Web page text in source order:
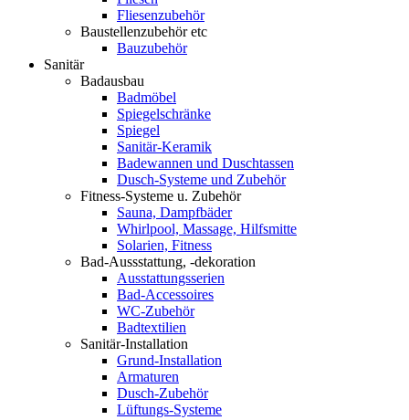
Fliesenzubehör
Baustellenzubehör etc
Bauzubehör
Sanitär
Badausbau
Badmöbel
Spiegelschränke
Spiegel
Sanitär-Keramik
Badewannen und Duschtassen
Dusch-Systeme und Zubehör
Fitness-Systeme u. Zubehör
Sauna, Dampfbäder
Whirlpool, Massage, Hilfsmitte
Solarien, Fitness
Bad-Aussstattung, -dekoration
Ausstattungsserien
Bad-Accessoires
WC-Zubehör
Badtextilien
Sanitär-Installation
Grund-Installation
Armaturen
Dusch-Zubehör
Lüftungs-Systeme